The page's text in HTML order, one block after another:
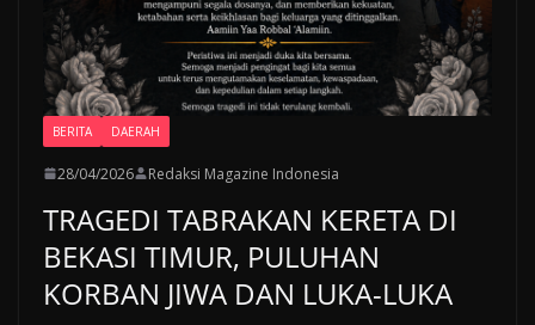
BERITA DAERAH
28/04/2026 Redaksi Magazine Indonesia
TRAGEDI TABRAKAN KERETA DI
BEKASI TIMUR, PULUHAN
KORBAN JIWA DAN LUKA-LUKA